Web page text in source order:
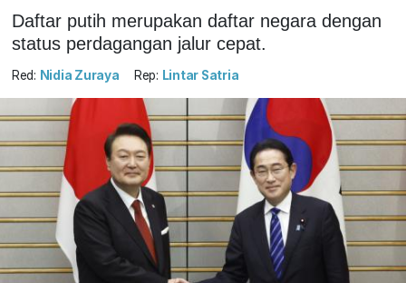
Daftar putih merupakan daftar negara dengan
status perdagangan jalur cepat.
Red: Nidia Zuraya Rep: Lintar Satria